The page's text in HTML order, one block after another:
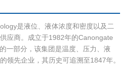
是液位、液体浓度和密度以及二
应商。成立于1982年的Canongate
一部分，该集团是温度、压力、液
领先企业，其历史可追溯至1847年。